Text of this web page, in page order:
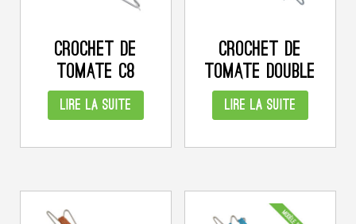
CROCHET DE
TOMATE C8
LIRE LA SUITE
CROCHET DE
TOMATE DOUBLE
LIRE LA SUITE